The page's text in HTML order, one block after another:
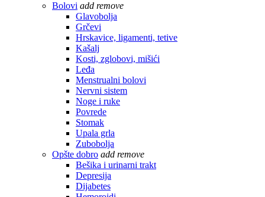
Bolovi add remove
Glavobolja
Grčevi
Hrskavice, ligamenti, tetive
Kašalj
Kosti, zglobovi, mišići
Leđa
Menstrualni bolovi
Nervni sistem
Noge i ruke
Povrede
Stomak
Upala grla
Zubobolja
Opšte dobro add remove
Bešika i urinarni trakt
Depresija
Dijabetes